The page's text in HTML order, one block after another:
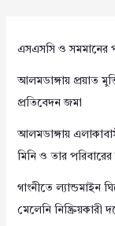
এসএসসি ও সমমানের
আলমডাঙ্গায় প্রয়াত
প্রতিবেদন জমা
আলমডাঙ্গায়
মিনি ও তার পরিবারের
গাংনীতে ল্যান্ডমাইন
মেলেনি নিষ্ক্রিয়কারী